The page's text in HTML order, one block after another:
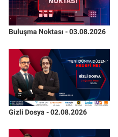
Buluşma Noktası - 03.08.2026
Gizli Dosya - 02.08.2026